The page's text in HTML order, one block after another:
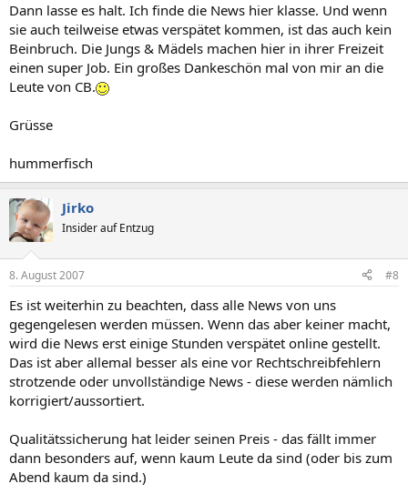
Dann lasse es halt. Ich finde die News hier klasse. Und wenn
sie auch teilweise etwas verspätet kommen, ist das auch kein
Beinbruch. Die Jungs & Mädels machen hier in ihrer Freizeit
einen super Job. Ein großes Dankeschön mal von mir an die
Leute von CB.
Grüsse
hummerfisch
Jirko
Insider auf Entzug
8. August 2007 #8
Es ist weiterhin zu beachten, dass alle News von uns
gegengelesen werden müssen. Wenn das aber keiner macht,
wird die News erst einige Stunden verspätet online gestellt.
Das ist aber allemal besser als eine vor Rechtschreibfehlern
strotzende oder unvollständige News - diese werden nämlich
korrigiert/aussortiert.
Qualitätssicherung hat leider seinen Preis - das fällt immer
dann besonders auf, wenn kaum Leute da sind (oder bis zum
Abend kaum da sind.)